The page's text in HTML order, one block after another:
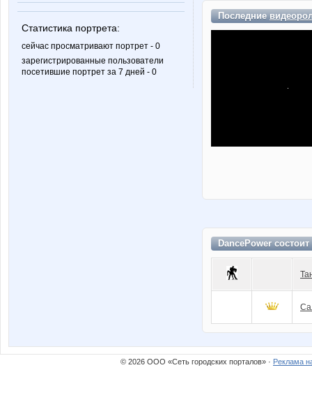
Статистика портрета:
сейчас просматривают портрет - 0
зарегистрированные пользователи
посетившие портрет за 7 дней - 0
Последние
DancePower
© 2026 ООО «Сеть городских порталов» · Реклама